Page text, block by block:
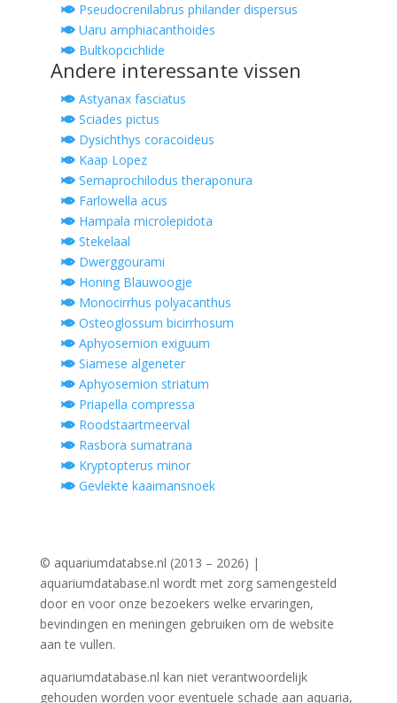
Pseudocrenilabrus philander dispersus
Uaru amphiacanthoides
Bultkopcichlide
Andere interessante vissen
Astyanax fasciatus
Sciades pictus
Dysichthys coracoideus
Kaap Lopez
Semaprochilodus theraponura
Farlowella acus
Hampala microlepidota
Stekelaal
Dwerggourami
Honing Blauwoogje
Monocirrhus polyacanthus
Osteoglossum bicirrhosum
Aphyosemion exiguum
Siamese algeneter
Aphyosemion striatum
Priapella compressa
Roodstaartmeerval
Rasbora sumatrana
Kryptopterus minor
Gevlekte kaaimansnoek
© aquariumdatabse.nl (2013 – 2026) |
aquariumdatabase.nl wordt met zorg samengesteld
door en voor onze bezoekers welke ervaringen,
bevindingen en meningen gebruiken om de website
aan te vullen.
aquariumdatabase.nl kan niet verantwoordelijk
gehouden worden voor eventuele schade aan aquaria,